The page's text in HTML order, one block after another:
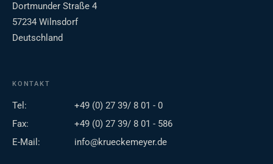
Dortmunder Straße 4
57234 Wilnsdorf
Deutschland
KONTAKT
Tel:
+49 (0) 27 39/ 8 01 - 0
Fax:
+49 (0) 27 39/ 8 01 - 586
E-Mail:
info@krueckemeyer.de